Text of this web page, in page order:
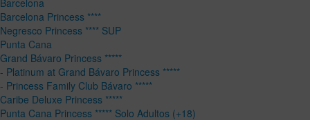
Barcelona Princess ****
Negresco Princess **** SUP
Punta Cana
Grand Bávaro Princess *****
- Platinum at Grand Bávaro Princess *****
- Princess Family Club Bávaro *****
Caribe Deluxe Princess *****
Punta Cana Princess ***** Solo Adultos (+18)